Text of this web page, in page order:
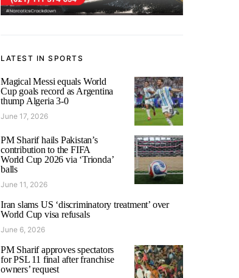
LATEST IN SPORTS
Magical Messi equals World
Cup goals record as Argentina
thump Algeria 3-0
June 17, 2026
PM Sharif hails Pakistan’s
contribution to the FIFA
World Cup 2026 via ‘Trionda’
balls
June 11, 2026
Iran slams US ‘discriminatory treatment’ over
World Cup visa refusals
June 6, 2026
PM Sharif approves spectators
for PSL 11 final after franchise
owners’ request